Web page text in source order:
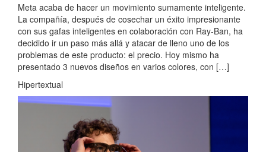
Meta acaba de hacer un movimiento sumamente inteligente.
La compañía, después de cosechar un éxito impresionante
con sus gafas inteligentes en colaboración con Ray-Ban, ha
decidido ir un paso más allá y atacar de lleno uno de los
problemas de este producto: el precio. Hoy mismo ha
presentado 3 nuevos diseños en varios colores, con […]
Hipertextual